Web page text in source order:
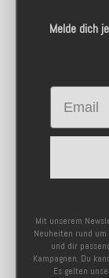
Melde dich
Email
Mit unserem
Neuheiten rund um
und dir
Kampagnen. Du
Es gelten